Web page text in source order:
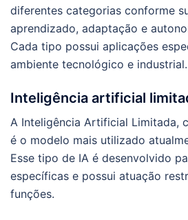
diferentes categorias conforme
aprendizado, adaptação e
Cada tipo possui aplicações
ambiente tecnológico e industrial.
Inteligência artificial
A Inteligência Artificial Limitada,
é o modelo mais utilizado
Esse tipo de IA é desenvolvido
específicas e possui atuação
funções.